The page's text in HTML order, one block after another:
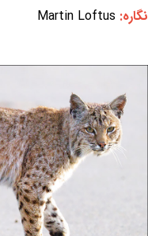
نگاره: Martin Loftus